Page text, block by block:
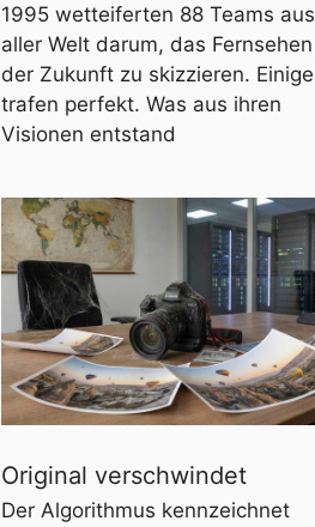
1995 wetteiferten 88 Teams aus
aller Welt darum, das Fernsehen
der Zukunft zu skizzieren. Einige
trafen perfekt. Was aus ihren
Visionen entstand
Original verschwindet
Der Algorithmus kennzeichnet